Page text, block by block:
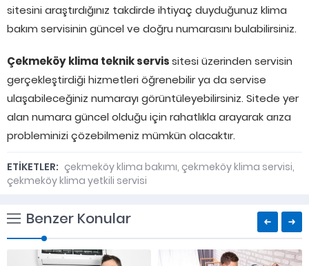
sitesini araştırdığınız takdirde ihtiyaç duyduğunuz klima
bakım servisinin güncel ve doğru numarasını bulabilirsiniz.
Çekmeköy klima teknik servissitesi üzerinden servisin
gerçekleştirdiği hizmetleri öğrenebilir ya da servise
ulaşabileceğiniz numarayı görüntüleyebilirsiniz. Sitede yer
alan numara güncel olduğu için rahatlıkla arayarak arıza
probleminizi çözebilmeniz mümkün olacaktır.
ETİKETLER: çekmeköy klima bakımı, çekmeköy klima servisi,
çekmeköy klima yetkili servisi
Benzer Konular